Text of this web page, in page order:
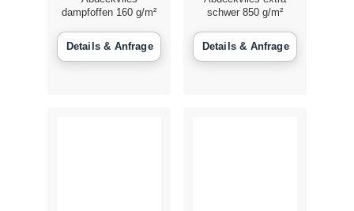
dampfoffen 160 g/m²
schwer 850 g/m²